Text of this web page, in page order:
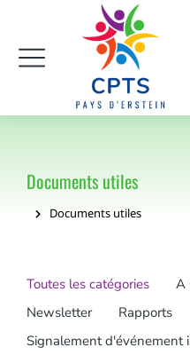
Documents utiles
Vous êtes ici :
Documents utiles
Toutes les catégories
A
Newsletter
Rapports
Signalement d'événement